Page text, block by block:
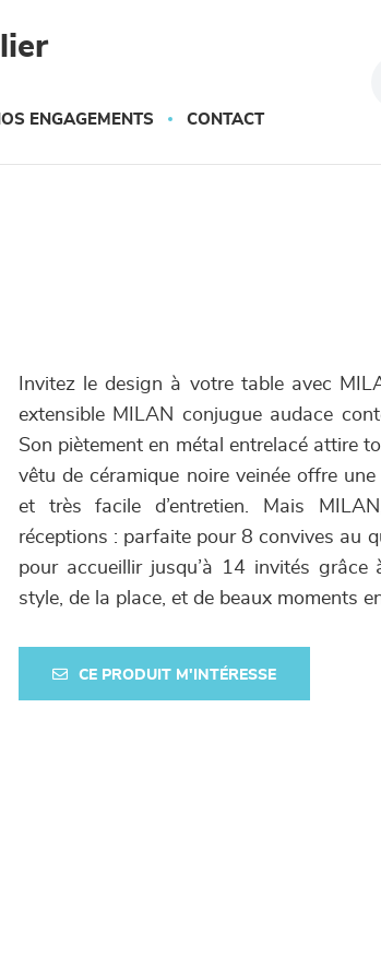
ENGAGEMENTS CONTACT
Invitez le design à votre table avec
extensible MILAN conjugue audace
Son piètement en métal entrelacé attire
vêtu de céramique noire veinée offre
et très facile d’entretien. Mais
réceptions : parfaite pour 8 convives au
pour accueillir jusqu’à 14 invités
style, de la place, et de beaux moments
CE PRODUIT M'INTÉRESSE